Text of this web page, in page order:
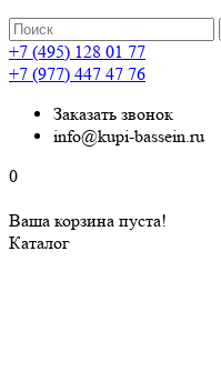
+7 (495) 128 01 77
+7 (977) 447 47 76
Заказать звонок
info@kupi-bassein.ru
0
Ваша корзина пуста!
Каталог